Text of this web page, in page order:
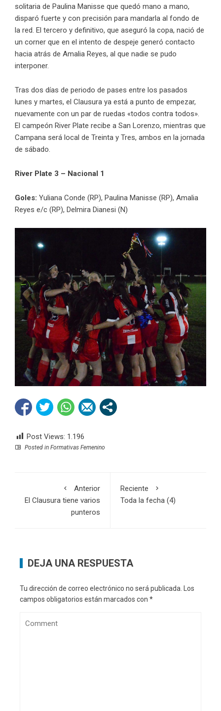
solitaria de Paulina Manisse que quedó mano a mano,
disparó fuerte y con precisión para mandarla al fondo de
la red. El tercero y definitivo, que aseguró la copa, nació de
un corner que en el intento de despeje generó contacto
hacia atrás de Amalia Reyes, al que nadie se pudo
interponer.
Tras dos días de periodo de pases entre los pasados
lunes y martes, el Clausura ya está a punto de empezar,
nuevamente con un par de ruedas «todos contra todos».
El campeón River Plate recibe a San Lorenzo, mientras que
Campana será local de Treinta y Tres, ambos en la jornada
de sábado.
River Plate 3 – Nacional 1
Goles: Yuliana Conde (RP), Paulina Manisse (RP), Amalia
Reyes e/c (RP), Delmira Dianesi (N)
Post Views: 1.196
Posted in Formativas Femenino
Anterior
El Clausura tiene varios
punteros
Reciente
Toda la fecha (4)
DEJA UNA RESPUESTA
Tu dirección de correo electrónico no será publicada.
Los
campos obligatorios están marcados con *